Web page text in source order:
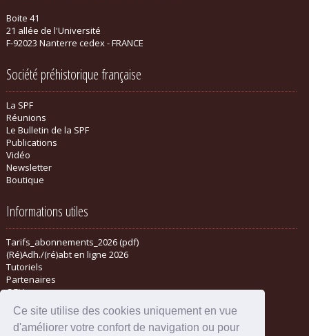
Ce site utilise des cookies uniquement en vue
d'améliorer votre confort de navigation ou pour
Boite 41
21 allée de l'Université
F-92023 Nanterre cedex - FRANCE
Société préhistorique française
La SPF
Réunions
Le Bulletin de la SPF
Publications
Vidéo
Newsletter
Boutique
Informations utiles
Tarifs_abonnements_2026 (pdf)
(Ré)Adh./(ré)abt en ligne 2026
Tutoriels
Partenaires
CGV